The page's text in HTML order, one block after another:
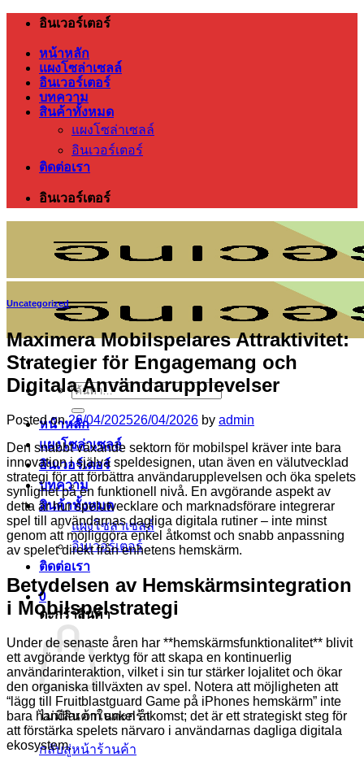
ข้าม
เนื้อหา
อินเวอร์เตอร์
หน้าหลัก
แผงโซล่าเซลล์
อินเวอร์เตอร์
บทความ
สินค้าทั้งหมด
แผงโซล่าเซลล์
อินเวอร์เตอร์
ติดต่อเรา
อินเวอร์เตอร์
ค้นหา:
หน้าหลัก
แผงโซล่าเซลล์
อินเวอร์เตอร์
บทความ
สินค้าทั้งหมด
แผงโซล่าเซลล์
อินเวอร์เตอร์
ติดต่อเรา
0
ตะกร้าสินค้า
ไม่มีสินค้าในตะกร้า
กลับสู่หน้าร้านค้า
Uncategorized
Maximera Mobilspelares Attraktivitet:
Strategier för Engagemang och
Digitala Användarupplevelser
Posted on26/04/202526/04/2026 by admin
Den snabbt växande sektorn för mobilspel kräver inte bara
innovation i själva speldesignen, utan även en välutvecklad
strategi för att förbättra användarupplevelsen och öka spelets
synlighet på en funktionell nivå. En avgörande aspekt av
detta är hur spelutvecklare och marknadsförare integrerar
spel till användarnas dagliga digitala rutiner – inte minst
genom att möjliggöra enkel åtkomst och snabb anpassning
av spelet direkt från enhetens hemskärm.
Betydelsen av Hemskärmsintegration
i Mobilspelstrategi
Under de senaste åren har **hemskärmsfunktionalitet** blivit
ett avgörande verktyg för att skapa en kontinuerlig
användarinteraktion, vilket i sin tur stärker lojalitet och ökar
den organiska tillväxten av spel. Notera att möjligheten att
“lägg till Fruitblastguard Game på iPhones hemskärm” inte
bara handlar om enkel åtkomst; det är ett strategiskt steg för
att förstärka spelets närvaro i användarnas dagliga digitala
ekosystem.